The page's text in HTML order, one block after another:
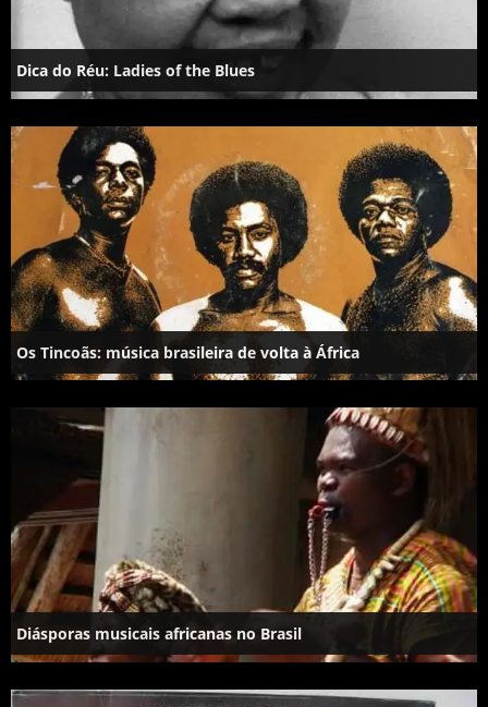
Dica do Réu: Ladies of the Blues
Os Tincoãs: música brasileira de volta à África
Diásporas musicais africanas no Brasil